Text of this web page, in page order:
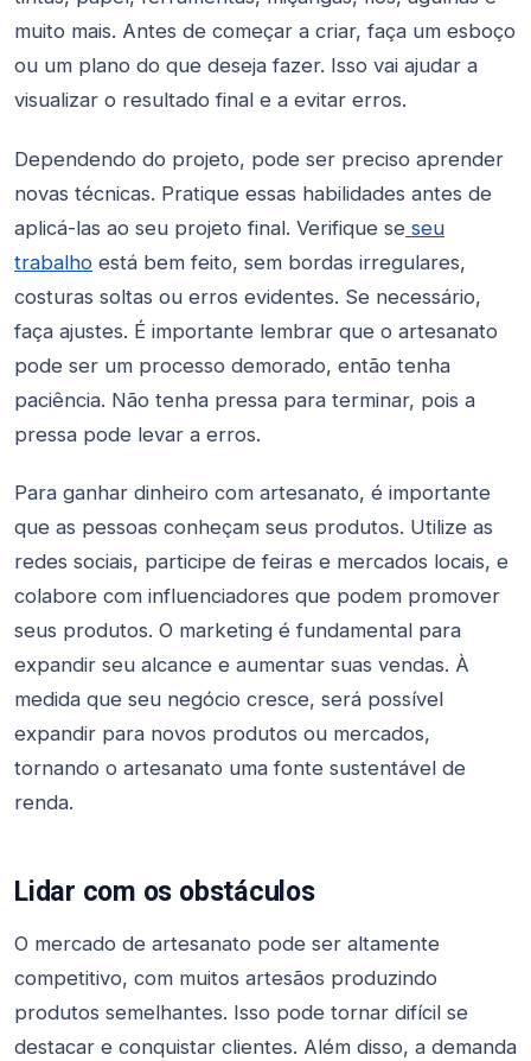
muito mais. Antes de começar a criar, faça um esboço
ou um plano do que deseja fazer. Isso vai ajudar a
visualizar o resultado final e a evitar erros.
Dependendo do projeto, pode ser preciso aprender
novas técnicas. Pratique essas habilidades antes de
aplicá-las ao seu projeto final. Verifique se seu
trabalho está bem feito, sem bordas irregulares,
costuras soltas ou erros evidentes. Se necessário,
faça ajustes. É importante lembrar que o artesanato
pode ser um processo demorado, então tenha
paciência. Não tenha pressa para terminar, pois a
pressa pode levar a erros.
Para ganhar dinheiro com artesanato, é importante
que as pessoas conheçam seus produtos. Utilize as
redes sociais, participe de feiras e mercados locais, e
colabore com influenciadores que podem promover
seus produtos. O marketing é fundamental para
expandir seu alcance e aumentar suas vendas. À
medida que seu negócio cresce, será possível
expandir para novos produtos ou mercados,
tornando o artesanato uma fonte sustentável de
renda.
Lidar com os obstáculos
O mercado de artesanato pode ser altamente
competitivo, com muitos artesãos produzindo
produtos semelhantes. Isso pode tornar difícil se
destacar e conquistar clientes. Além disso, a demanda